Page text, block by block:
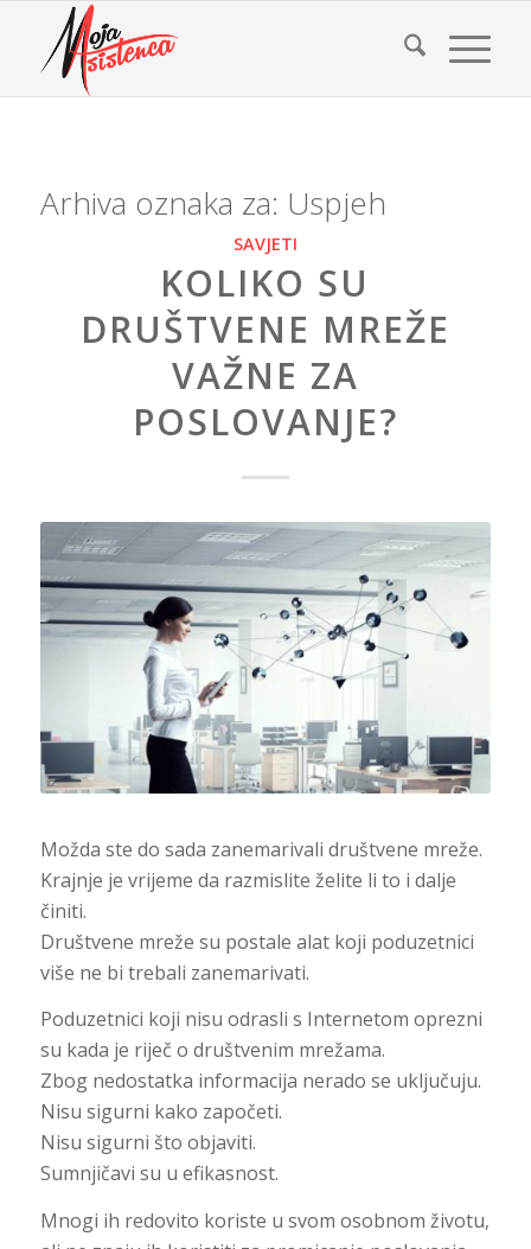
Arhiva oznaka za: Uspjeh
SAVJETI
KOLIKO SU
DRUŠTVENE MREŽE
VAŽNE ZA
POSLOVANJE?
Možda ste do sada zanemarivali društvene mreže.
Krajnje je vrijeme da razmislite želite li to i dalje
činiti.
Društvene mreže su postale alat koji poduzetnici
više ne bi trebali zanemarivati.
Poduzetnici koji nisu odrasli s Internetom oprezni
su kada je riječ o društvenim mrežama.
Zbog nedostatka informacija nerado se uključuju.
Nisu sigurni kako započeti.
Nisu sigurni što objaviti.
Sumnjičavi su u efikasnost.
Mnogi ih redovito koriste u svom osobnom životu,